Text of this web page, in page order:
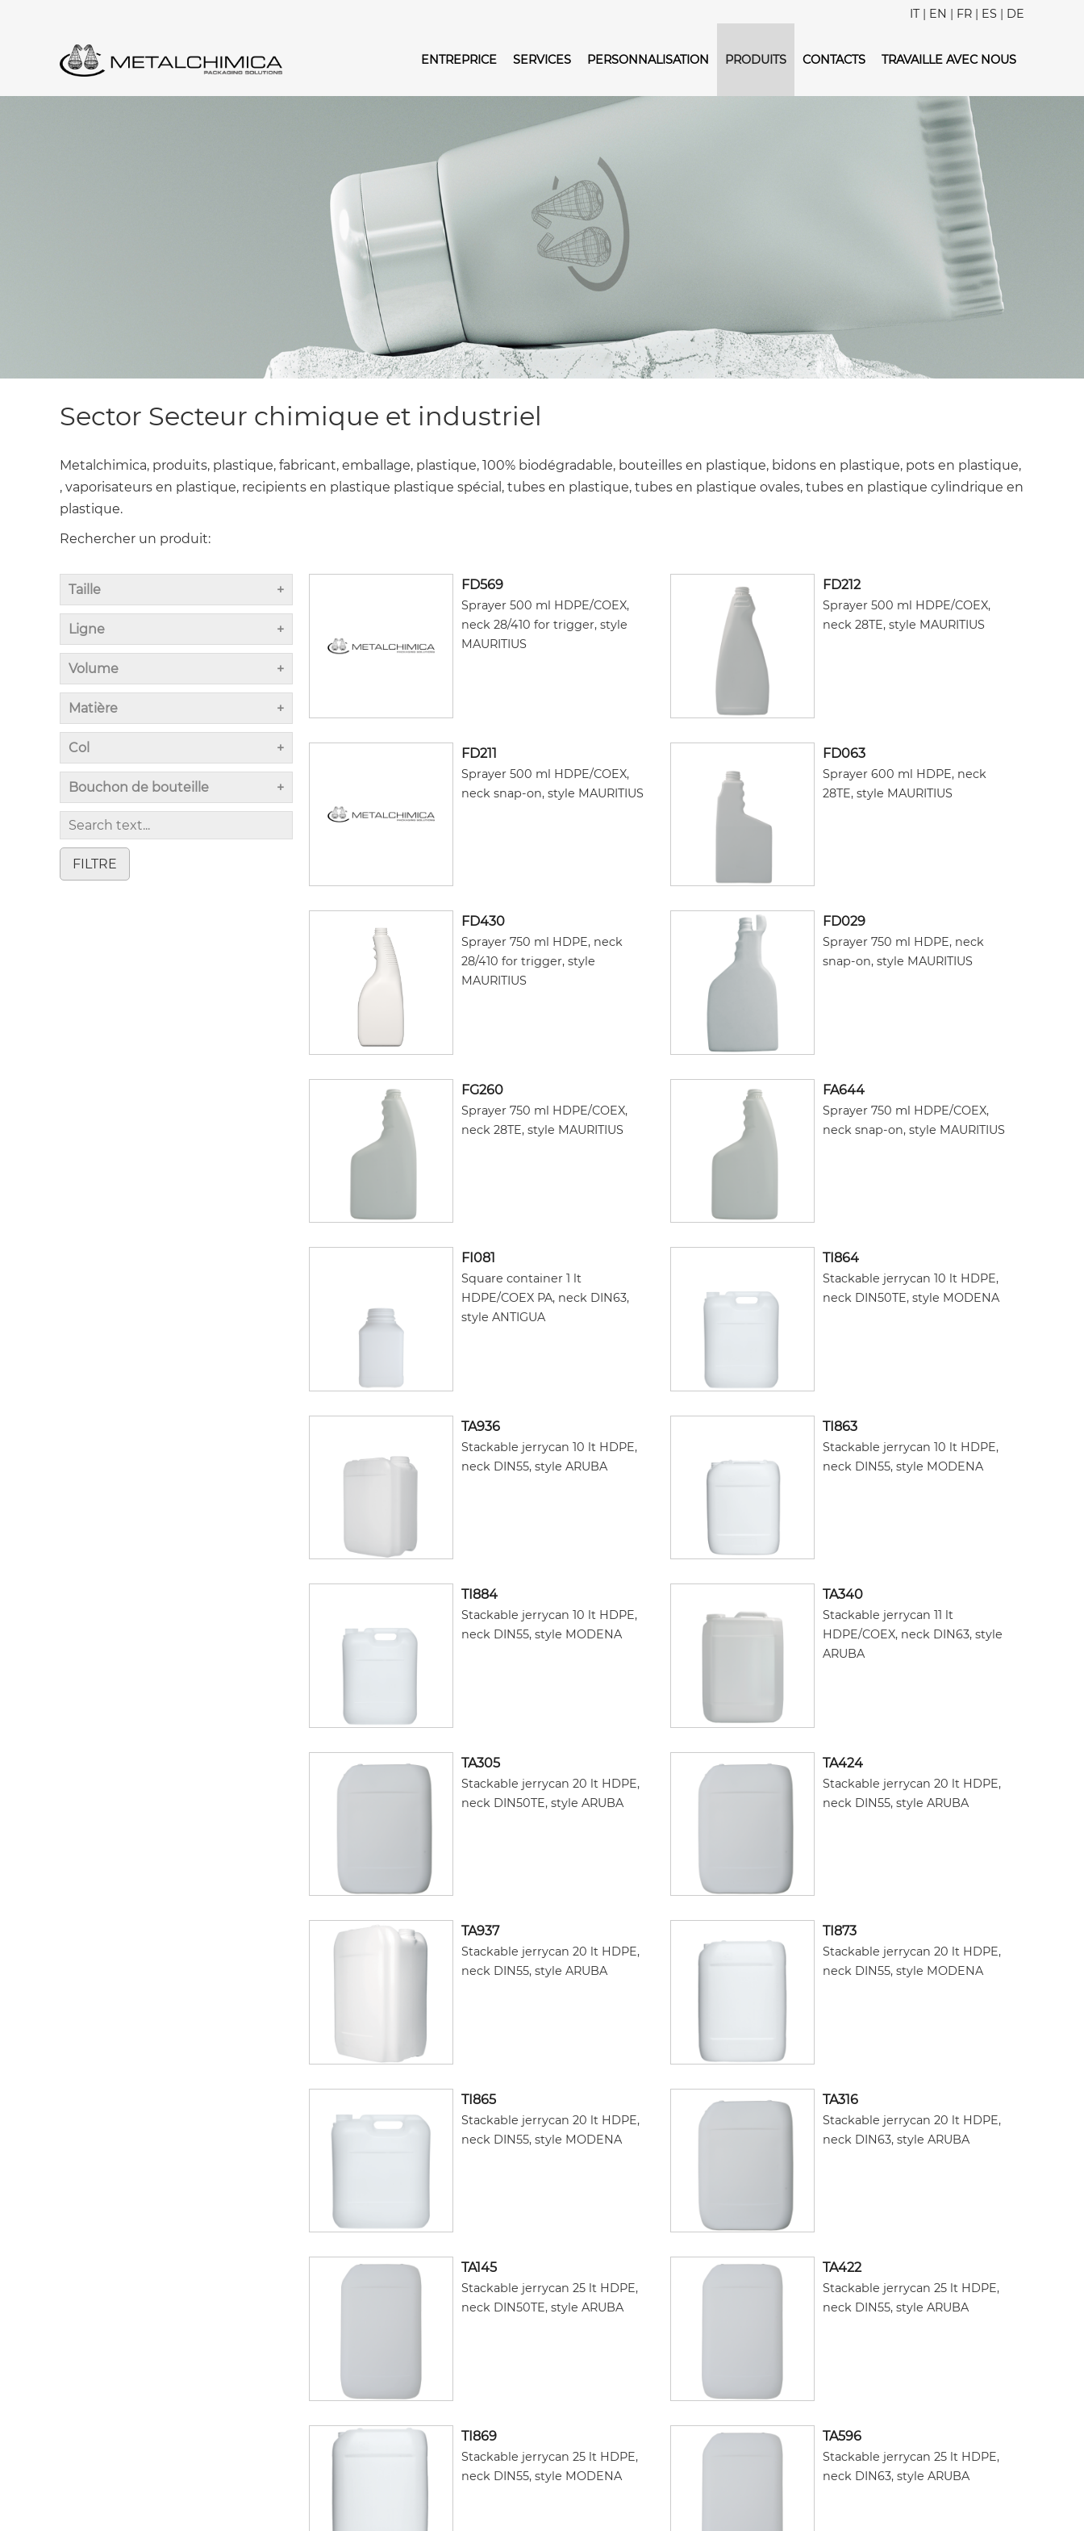
IT| EN | FR | ES | DE
ENTREPRICE SERVICES PERSONNALISATION PRODUITS CONTACTS TRAVAILLE AVEC NOUS
Sector Secteur chimique et industriel
Metalchimica, produits, plastique, fabricant, emballage, plastique, 100% biodégradable, bouteilles en plastique, bidons en plastique, pots en plastique,
, vaporisateurs en plastique, recipients en plastique plastique spécial, tubes en plastique, tubes en plastique ovales, tubes en plastique cylindrique en
plastique.
Rechercher un produit:
Taille
Ligne
Volume
Matière
Col
Bouchon de bouteille
FD569
Sprayer 500 ml HDPE/COEX,
neck 28/410 for trigger, style
MAURITIUS
FD212
Sprayer 500 ml HDPE/COEX,
neck 28TE, style MAURITIUS
FD211
Sprayer 500 ml HDPE/COEX,
neck snap-on, style MAURITIUS
FD063
Sprayer 600 ml HDPE, neck
28TE, style MAURITIUS
FD430
Sprayer 750 ml HDPE, neck
28/410 for trigger, style
MAURITIUS
FD029
Sprayer 750 ml HDPE, neck
snap-on, style MAURITIUS
FG260
Sprayer 750 ml HDPE/COEX,
neck 28TE, style MAURITIUS
FA644
Sprayer 750 ml HDPE/COEX,
neck snap-on, style MAURITIUS
FI081
Square container 1 lt
HDPE/COEX PA, neck DIN63,
style ANTIGUA
TI864
Stackable jerrycan 10 lt HDPE,
neck DIN50TE, style MODENA
TA936
Stackable jerrycan 10 lt HDPE,
neck DIN55, style ARUBA
TI863
Stackable jerrycan 10 lt HDPE,
neck DIN55, style MODENA
TI884
Stackable jerrycan 10 lt HDPE,
neck DIN55, style MODENA
TA340
Stackable jerrycan 11 lt
HDPE/COEX, neck DIN63, style
ARUBA
TA305
Stackable jerrycan 20 lt HDPE,
neck DIN50TE, style ARUBA
TA424
Stackable jerrycan 20 lt HDPE,
neck DIN55, style ARUBA
TA937
Stackable jerrycan 20 lt HDPE,
neck DIN55, style ARUBA
TI873
Stackable jerrycan 20 lt HDPE,
neck DIN55, style MODENA
TI865
Stackable jerrycan 20 lt HDPE,
neck DIN55, style MODENA
TA316
Stackable jerrycan 20 lt HDPE,
neck DIN63, style ARUBA
TA145
Stackable jerrycan 25 lt HDPE,
neck DIN50TE, style ARUBA
TA422
Stackable jerrycan 25 lt HDPE,
neck DIN55, style ARUBA
TI869
Stackable jerrycan 25 lt HDPE,
neck DIN55, style MODENA
TA596
Stackable jerrycan 25 lt HDPE,
neck DIN63, style ARUBA